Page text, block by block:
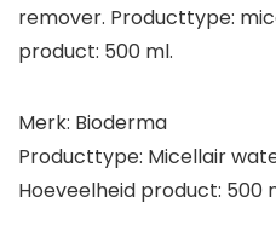
remover. Producttype:
product: 500 ml.
Merk: Bioderma
Producttype: Micellair
Hoeveelheid product: 500